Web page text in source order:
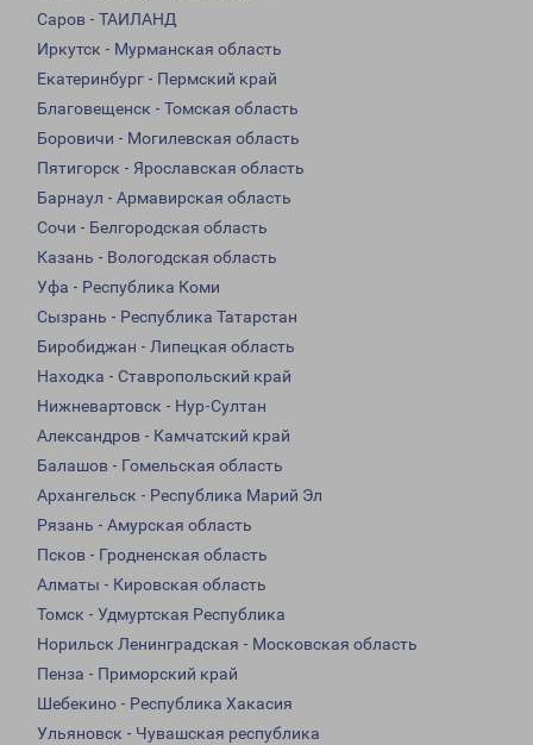
Саров - ТАИЛАНД
Иркутск - Мурманская область
Екатеринбург - Пермский край
Благовещенск - Томская область
Боровичи - Могилевская область
Пятигорск - Ярославская область
Барнаул - Армавирская область
Сочи - Белгородская область
Казань - Вологодская область
Уфа - Республика Коми
Сызрань - Республика Татарстан
Биробиджан - Липецкая область
Находка - Ставропольский край
Нижневартовск - Нур-Султан
Александров - Камчатский край
Балашов - Гомельская область
Архангельск - Республика Марий Эл
Рязань - Амурская область
Псков - Гродненская область
Алматы - Кировская область
Томск - Удмуртская Республика
Норильск Ленинградская - Московская область
Пенза - Приморский край
Шебекино - Республика Хакасия
Ульяновск - Чувашская республика